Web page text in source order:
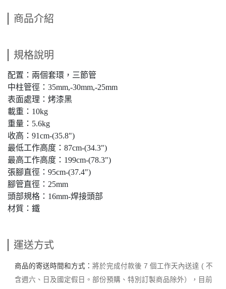
商品介紹
規格說明
配置：兩個套環，三節管
中柱管徑：35mm,-30mm,-25mm
表面處理：烤漆黑
載重：10kg
重量：5.6kg
收高：91cm-(35.8")
最低工作高度：87cm-(34.3")
最高工作高度：199cm-(78.3")
張腳直徑：95cm-(37.4")
腳管直徑：25mm
頭部規格：16mm-焊接頭部
材質：鐵
運送方式
商品的寄送時間和方式： 將於完成付款後 7 個工作天內送達 ( 不
含週六、日及國定假日。部份預購、特別訂製商品除外），目前